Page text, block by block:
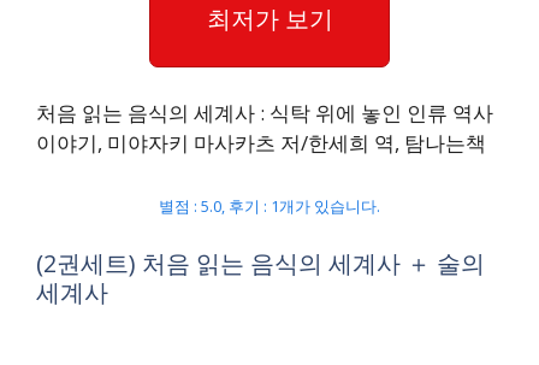
최저가 보기
처음 읽는 음식의 세계사 : 식탁 위에 놓인 인류 역사
이야기, 미야자키 마사카츠 저/한세희 역, 탐나는책
별점 : 5.0, 후기 : 1개가 있습니다.
(2권세트) 처음 읽는 음식의 세계사 ＋ 술의
세계사